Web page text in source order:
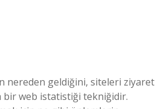
nereden geldiğini, siteleri ziyaret
bir web istatistiği tekniğidir.